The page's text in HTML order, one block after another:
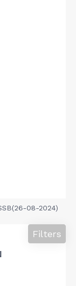
08-2024)
Filters